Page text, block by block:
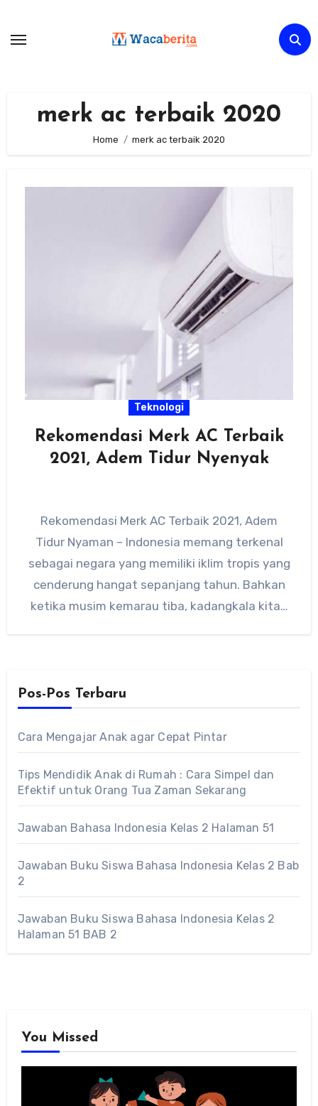
content
merk ac terbaik 2020
Home merk ac terbaik 2020
Teknologi
Rekomendasi Merk AC Terbaik
2021, Adem Tidur Nyenyak
Rekomendasi Merk AC Terbaik 2021, Adem
Tidur Nyaman – Indonesia memang terkenal
sebagai negara yang memiliki iklim tropis yang
cenderung hangat sepanjang tahun. Bahkan
ketika musim kemarau tiba, kadangkala kita…
Pos-Pos Terbaru
Cara Mengajar Anak agar Cepat Pintar
Tips Mendidik Anak di Rumah : Cara Simpel dan
Efektif untuk Orang Tua Zaman Sekarang
Jawaban Bahasa Indonesia Kelas 2 Halaman 51
Jawaban Buku Siswa Bahasa Indonesia Kelas 2 Bab
2
Jawaban Buku Siswa Bahasa Indonesia Kelas 2
Halaman 51 BAB 2
You Missed